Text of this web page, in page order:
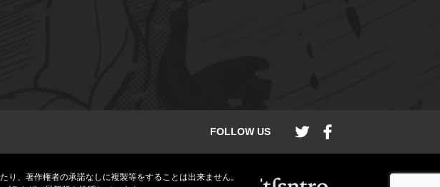
FOLLOW US
、著作権者の承諾なしに複製等をすることは出来ません。